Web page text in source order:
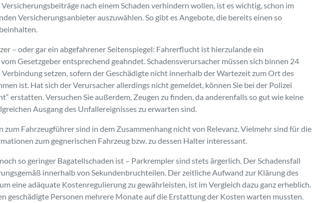
nach einem Schaden verhindern wollen, ist es wichtig, schon im
Versicherungsanbieter auszuwählen. So gibt es Angebote, die bereits einen so
– oder gar ein abgefahrener Seitenspiegel: Fahrerflucht ist hierzulande ein
Gesetzgeber entsprechend geahndet. Schadensverursacher müssen sich binnen 24
setzen, sofern der Geschädigte nicht innerhalb der Wartezeit zum Ort des
ist. Hat sich der Verursacher allerdings nicht gemeldet, können Sie bei der Polizei
erstatten. Versuchen Sie außerdem, Zeugen zu finden, da anderenfalls so gut wie keine
Ausgang des Unfallereignisses zu erwarten sind.
zum Fahrzeugführer sind in dem Zusammenhang nicht von Relevanz. Vielmehr sind für die
zum gegnerischen Fahrzeug bzw. zu dessen Halter interessant.
so geringer Bagatellschaden ist – Parkrempler sind stets ärgerlich. Der Schadensfall
innerhalb von Sekundenbruchteilen. Der zeitliche Aufwand zur Klärung des
eine adäquate Kostenregulierung zu gewährleisten, ist im Vergleich dazu ganz erheblich.
geschädigte Personen mehrere Monate auf die Erstattung der Kosten warten mussten.